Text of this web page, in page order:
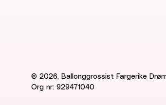
© 2026, Ballonggrossist Fargerike
Org nr: 929471040